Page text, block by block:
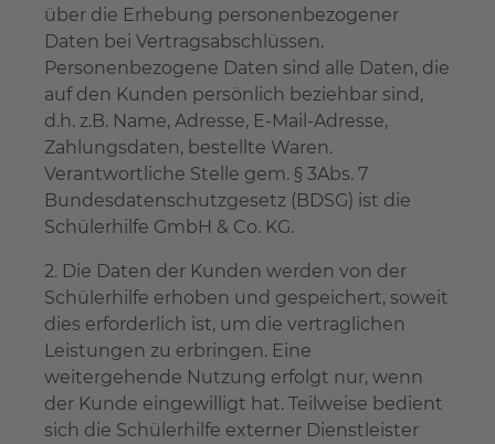
über die Erhebung personenbezogener
Daten bei Vertragsabschlüssen.
Personenbezogene Daten sind alle Daten, die
auf den Kunden persönlich beziehbar sind,
d.h. z.B. Name, Adresse, E-Mail-Adresse,
Zahlungsdaten, bestellte Waren.
Verantwortliche Stelle gem. § 3Abs. 7
Bundesdatenschutzgesetz (BDSG) ist die
Schülerhilfe GmbH & Co. KG.
2. Die Daten der Kunden werden von der
Schülerhilfe erhoben und gespeichert, soweit
dies erforderlich ist, um die vertraglichen
Leistungen zu erbringen. Eine
weitergehende Nutzung erfolgt nur, wenn
der Kunde eingewilligt hat. Teilweise bedient
sich die Schülerhilfe externer Dienstleister